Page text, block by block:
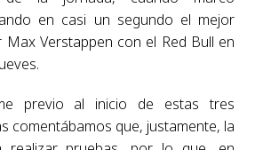
en casi un segundo el mejor
Verstappen con el Red Bull en
previo al inicio de estas tres
comentábamos que, justamente, la